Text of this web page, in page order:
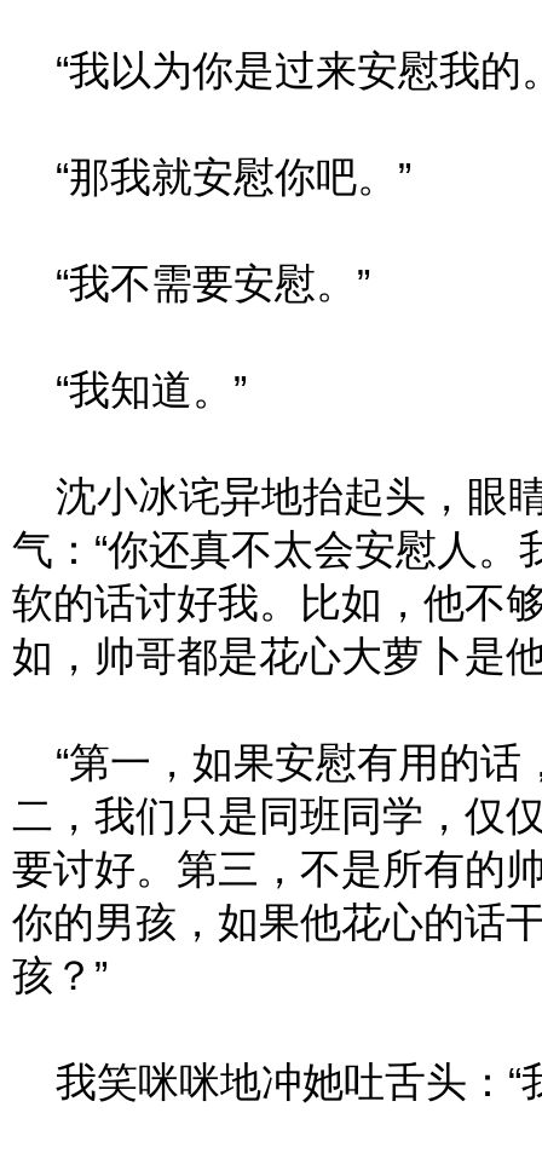
“我以为你是过来安慰我的
“那我就安慰你吧。”
“我不需要安慰。”
“我知道。”
沈小冰诧异地抬起头，眼
气：“你还真不太会安慰人
软的话讨好我。比如，他不
如，帅哥都是花心大萝卜是
“第一，如果安慰有用的话
二，我们只是同班同学，仅
要讨好。第三，不是所有的
你的男孩，如果他花心的话
孩？”
我笑咪咪地冲她吐舌头：“